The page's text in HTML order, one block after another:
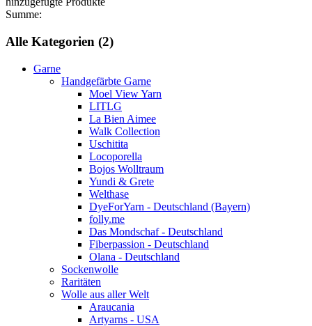
Summe:
Alle Kategorien (2)
Garne
Handgefärbte Garne
Moel View Yarn
LITLG
La Bien Aimee
Walk Collection
Uschitita
Locoporella
Bojos Wolltraum
Yundi & Grete
Welthase
DyeForYarn - Deutschland (Bayern)
folly.me
Das Mondschaf - Deutschland
Fiberpassion - Deutschland
Olana - Deutschland
Sockenwolle
Raritäten
Wolle aus aller Welt
Araucania
Artyarns - USA